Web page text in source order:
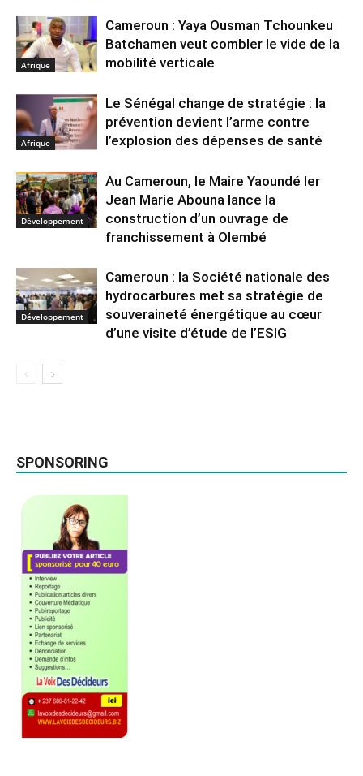
Afrique
Cameroun : Yaya Ousman Tchounkeu
Batchamen veut combler le vide de la
mobilité verticale
Afrique
Le Sénégal change de stratégie : la
prévention devient l’arme contre
l’explosion des dépenses de santé
Développement
Au Cameroun, le Maire Yaoundé Ier
Jean Marie Abouna lance la
construction d’un ouvrage de
franchissement à Olembé
Développement
Cameroun : la Société nationale des
hydrocarbures met sa stratégie de
souveraineté énergétique au cœur
d’une visite d’étude de l’ESIG
SPONSORING